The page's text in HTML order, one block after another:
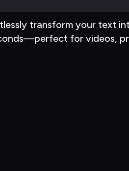
transform your text
for videos,